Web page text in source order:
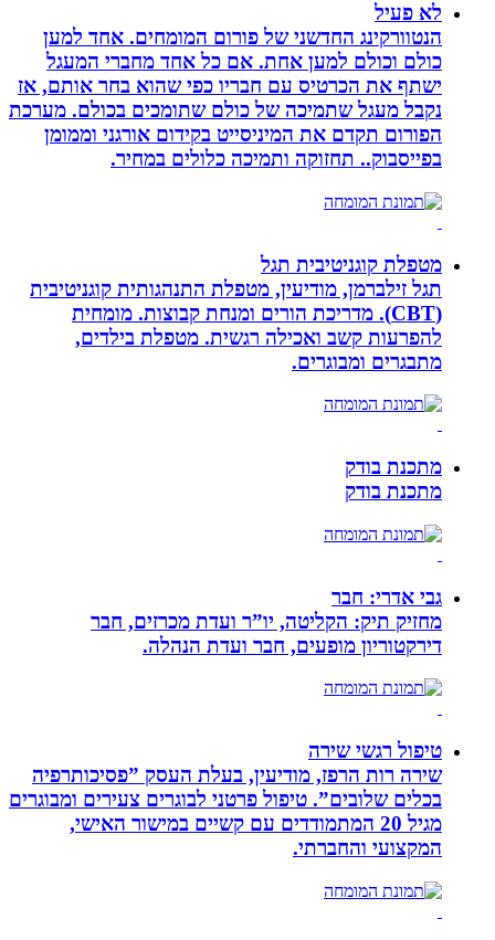
לא פעיל
הנטוורקינג החדשני של פורום המומחים. אחד למען
כולם וכולם למען אחת. אם כל אחד מחברי המעגל
ישתף את הכרטיס עם חבריו כפי שהוא בחר אותם, אז
נקבל מעגל שתמיכה של כולם שתומכים בכולם. מערכת
הפורום תקדם את המיניסייט בקידום אורגני וממומן
בפייסבוק.. תחזוקה ותמיכה כלולים במחיר.
מטפלת קוגניטיבית תגל
תגל זילברמן, מודיעין, מטפלת התנהגותית קוגניטיבית
(CBT). מדריכת הורים ומנחת קבוצות. מומחית
להפרעות קשב ואכילה רגשית. מטפלת בילדים,
מתבגרים ומבוגרים.
מתכנת בודק
מתכנת בודק
גבי אדרי: חבר
מחזיק תיק: הקליטה, יו”ר ועדת מכרזים, חבר
דירקטוריון מופעים, חבר ועדת הנהלה.
טיפול רגשי שירה
שירה רות הרפז, מודיעין, בעלת העסק ”פסיכותרפיה
בכלים שלובים”. טיפול פרטני לבוגרים צעירים ומבוגרים
מגיל 20 המתמודדים עם קשיים במישור האישי,
המקצועי והחברתי.